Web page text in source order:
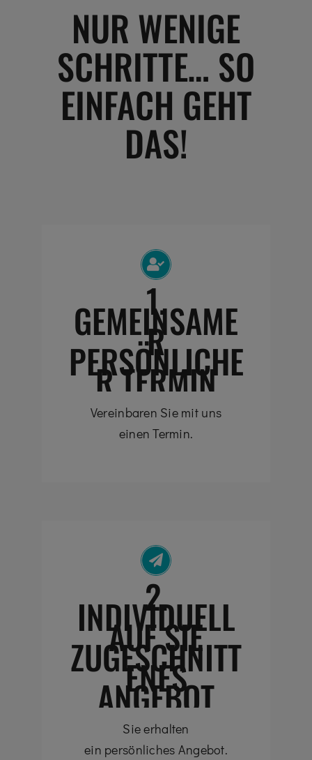
NUR WENIGE
SCHRITTE… SO
EINFACH GEHT
DAS!
1.
GEMEINSAME
R
PERSÖNLICHE
R TERMIN
Vereinbaren Sie mit uns
einen Termin.
2.
INDIVIDUELL
AUF SIE
ZUGESCHNITT
ENES
ANGEBOT
Sie erhalten
ein persönliches Angebot.